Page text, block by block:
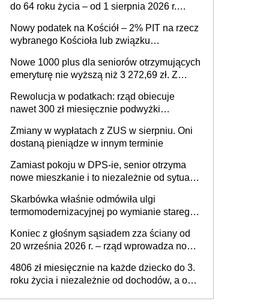
do 64 roku życia – od 1 sierpnia 2026 r.
programu rządowego
Nowy podatek na Kościół – 2% PIT na rzecz
wybranego Kościoła lub związku
nad zmianami w systemie finansowania
Nowe 1000 plus dla seniorów otrzymujących
emeryturę nie wyższą niż 3 272,69 zł. Z
spóźnialscy świadczenia nie otrzymają
Rewolucja w podatkach: rząd obiecuje
nawet 300 zł miesięcznie podwyżki
Zmiany w wypłatach z ZUS w sierpniu. Oni
dostaną pieniądze w innym terminie
Zamiast pokoju w DPS-ie, senior otrzyma
nowe mieszkanie i to niezależnie od sytuacji
wsparcia dla osób po 60 roku życia
Skarbówka właśnie odmówiła ulgi
termomodernizacyjnej po wymianie starego
Koniec z głośnym sąsiadem zza ściany od
20 września 2026 r. – rząd wprowadza nowe
mieszkańców
4806 zł miesięcznie na każde dziecko do 3.
roku życia i niezależnie od dochodów, a od